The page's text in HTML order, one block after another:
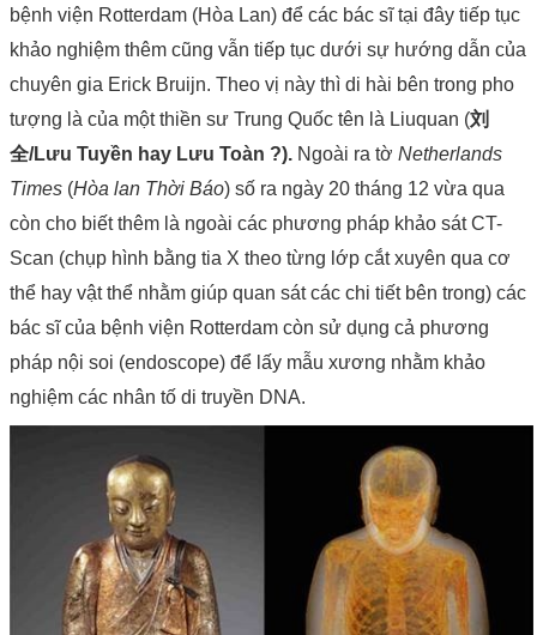
bệnh viện Rotterdam (Hòa Lan) để các bác sĩ tại đây tiếp tục
khảo nghiệm thêm cũng vẫn tiếp tục dưới sự hướng dẫn của
chuyên gia Erick Bruijn. Theo vị này thì di hài bên trong pho
tượng là của một thiền sư Trung Quốc tên là Liuquan (刘
全/Lưu Tuyền hay Lưu Toàn ?). Ngoài ra tờ Netherlands
Times (Hòa lan Thời Báo) số ra ngày 20 tháng 12 vừa qua
còn cho biết thêm là ngoài các phương pháp khảo sát CT-
Scan (chụp hình bằng tia X theo từng lớp cắt xuyên qua cơ
thể hay vật thể nhằm giúp quan sát các chi tiết bên trong) các
bác sĩ của bệnh viện Rotterdam còn sử dụng cả phương
pháp nội soi (endoscope) để lấy mẫu xương nhằm khảo
nghiệm các nhân tố di truyền DNA.